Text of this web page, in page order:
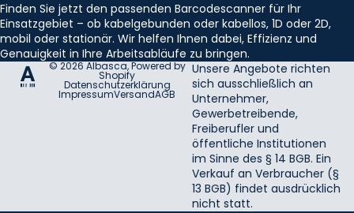
Finden Sie jetzt den passenden Barcodescanner für Ihr
Einsatzgebiet – ob kabelgebunden oder kabellos, 1D oder 2D,
mobil oder stationär. Wir helfen Ihnen dabei, Effizienz und
Genauigkeit in Ihre Arbeitsabläufe zu bringen.
© 2026Albasca, Powered by
Shopify
Datenschutzerklärung
ImpressumVersandAGB
Unsere Angebote richten
sich ausschließlich an
Unternehmer,
Gewerbetreibende,
Freiberufler und
öffentliche Institutionen
im Sinne des § 14 BGB. Ein
Verkauf an Verbraucher (§
13 BGB) findet ausdrücklich
nicht statt.